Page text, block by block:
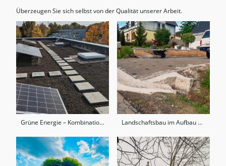
Überzeugen Sie sich selbst von der Qualität unserer Arbeit.
Grüne Energie – Kombination aus Dachbegrünung und Photovoltaik Landschaftsbau im Aufbau – saubere Fundamentarbeit für Außenanlagen